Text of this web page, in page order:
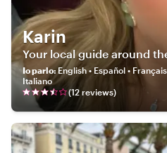
Karin
Your local guide around
Io parlo:English • Español • Français
Italiano
(12 reviews)